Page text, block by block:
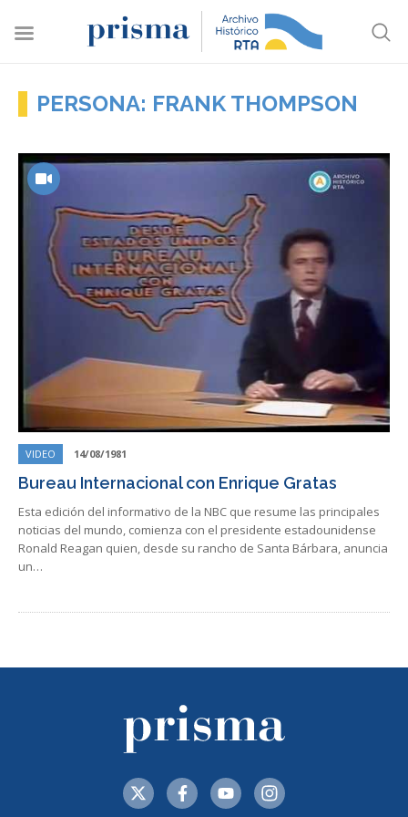
PERSONA: FRANK THOMPSON
VIDEO 14/08/1981
Bureau Internacional con Enrique Gratas
Esta edición del informativo de la NBC que resume las principales
noticias del mundo, comienza con el presidente estadounidense
Ronald Reagan quien, desde su rancho de Santa Bárbara, anuncia
un…